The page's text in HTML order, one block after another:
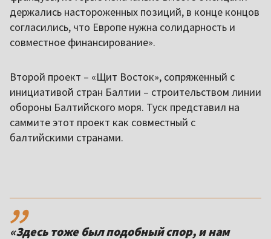
держались настороженных позиций, в конце концов
согласились, что Европе нужна солидарность и
совместное финансирование».
Второй проект – «Щит Восток», сопряженный с
инициативой стран Балтии – строительством линии
обороны Балтийского моря. Туск представил на
саммите этот проект как совместный с
балтийскими странами.
,,
«Здесь тоже был подобный спор, и нам